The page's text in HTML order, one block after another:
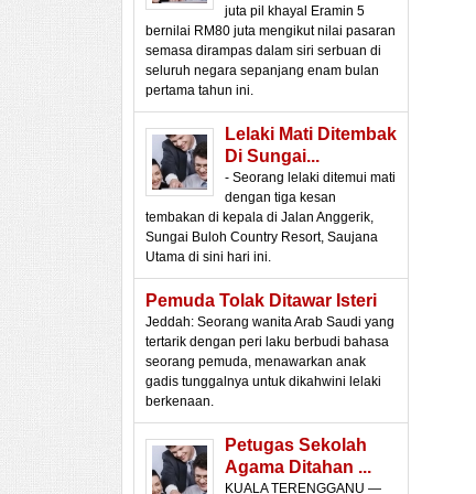
juta pil khayal Eramin 5
bernilai RM80 juta mengikut nilai pasaran
semasa dirampas dalam siri serbuan di
seluruh negara sepanjang enam bulan
pertama tahun ini.
Lelaki Mati Ditembak
Di Sungai...
- Seorang lelaki ditemui mati
dengan tiga kesan
tembakan di kepala di Jalan Anggerik,
Sungai Buloh Country Resort, Saujana
Utama di sini hari ini.
Pemuda Tolak Ditawar Isteri
Jeddah: Seorang wanita Arab Saudi yang
tertarik dengan peri laku berbudi bahasa
seorang pemuda, menawarkan anak
gadis tunggalnya untuk dikahwini lelaki
berkenaan.
Petugas Sekolah
Agama Ditahan ...
KUALA TERENGGANU —